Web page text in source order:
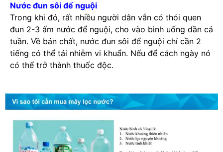
Nước đun sôi để nguội
Trong khi đó, rất nhiều người dân vẫn có thói quen
đun 2-3 ấm nước để nguội, cho vào bình uống dần cả
tuần. Về bản chất, nước đun sôi để nguội chỉ cần 2
tiếng có thể tái nhiễm vi khuẩn. Nếu để cách ngày nó
có thể trở thành thuốc độc.